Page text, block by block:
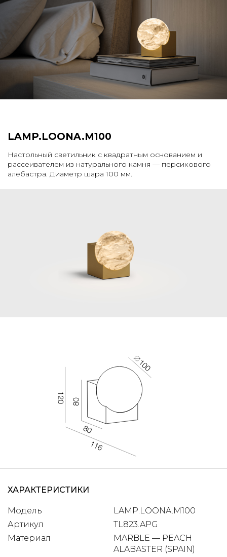
LAMP.​​​​LOONA.​​​​M100
Настольный светильник с квадратным основанием и
рассеивателем из натурального камня — персикового
алебастра. Диаметр шара 100 мм.
ХАРАКТЕРИСТИКИ
Артикул TL823.​APG
Модель LAMP.​​​​LOONA.​​​​M100
Материал
MARBLE — PEACH
ALABASTER (SPAIN)